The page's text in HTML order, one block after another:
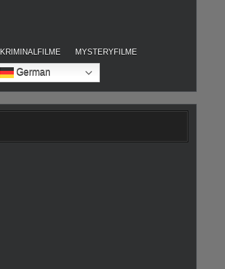
KRIMINALFILME MYSTERYFILME
German